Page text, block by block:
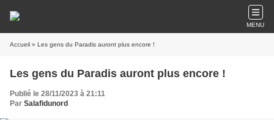
MENU
Accueil » Les gens du Paradis auront plus encore !
Les gens du Paradis auront plus encore !
Publié le 28/11/2023 à 21:11
Par Salafidunord